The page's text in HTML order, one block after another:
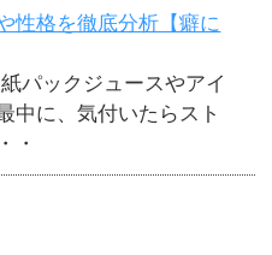
性格を徹底分析【癖に
パックジュースやアイ
中に、気付いたらスト
・